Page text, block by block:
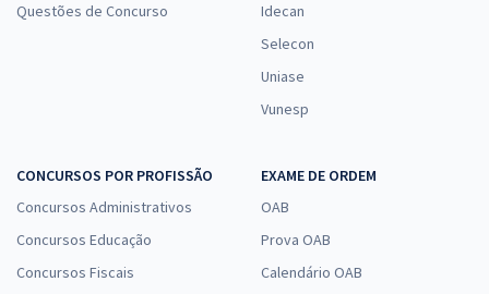
Questões de Concurso
Idecan
Selecon
Uniase
Vunesp
CONCURSOS POR PROFISSÃO
Concursos Administrativos
Concursos Educação
Concursos Fiscais
EXAME DE ORDEM
OAB
Prova OAB
Calendário OAB